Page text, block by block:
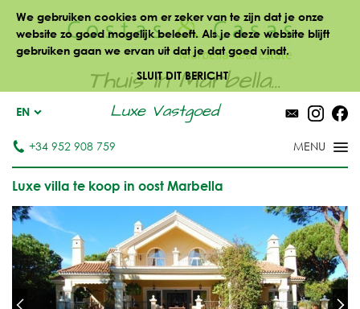
We gebruiken cookies om er zeker van te zijn dat je onze
website zo goed mogelijk beleeft. Als je deze website blijft
gebruiken gaan we ervan uit dat je dat goed vindt.
SLUIT DIT BERICHT
Thuis in Marbella...
Luxe Vastgoed
EN
+34 952 908 759
Luxe villa te koop in oost Marbella